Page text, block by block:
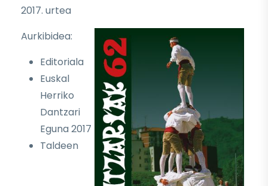
2017. urtea
Aurkibidea:
Editoriala
Euskal
Herriko
Dantzari
Eguna 2017
Taldeen